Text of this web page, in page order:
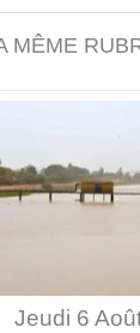
MÊME
Jeudi 6